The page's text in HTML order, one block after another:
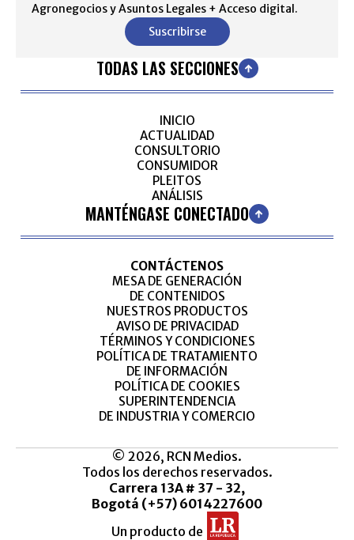
Agronegocios y Asuntos Legales + Acceso digital.
Suscribirse
TODAS LAS SECCIONES
INICIO
ACTUALIDAD
CONSULTORIO
CONSUMIDOR
PLEITOS
ANÁLISIS
MANTÉNGASE CONECTADO
CONTÁCTENOS
MESA DE GENERACIÓN
DE CONTENIDOS
NUESTROS PRODUCTOS
AVISO DE PRIVACIDAD
TÉRMINOS Y CONDICIONES
POLÍTICA DE TRATAMIENTO
DE INFORMACIÓN
POLÍTICA DE COOKIES
SUPERINTENDENCIA
DE INDUSTRIA Y COMERCIO
© 2026, RCN Medios.
Todos los derechos reservados.
Carrera 13A # 37 - 32,
Bogotá (+57) 6014227600
Un producto de